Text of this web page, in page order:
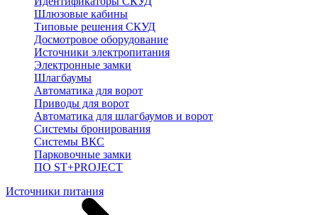
Шлюзовые кабины
Типовые решения СКУД
Досмотровое оборудование
Источники электропитания
Электронные замки
Шлагбаумы
Автоматика для ворот
Приводы для ворот
Автоматика для шлагбаумов и ворот
Системы бронирования
Системы ВКС
Парковочные замки
ПО ST+PROJECT
Источники питания